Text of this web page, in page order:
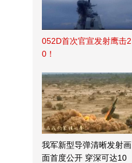
052D首次官宣发射鹰击2
0！
我军新型导弹清晰发射画
面首度公开 穿深可达10